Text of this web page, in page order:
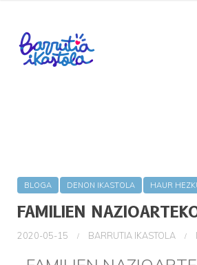
BLOGA DENON IKASTOLA HAUR
FAMILIEN
2020-05-15 BARRUTIA IKASTOLA